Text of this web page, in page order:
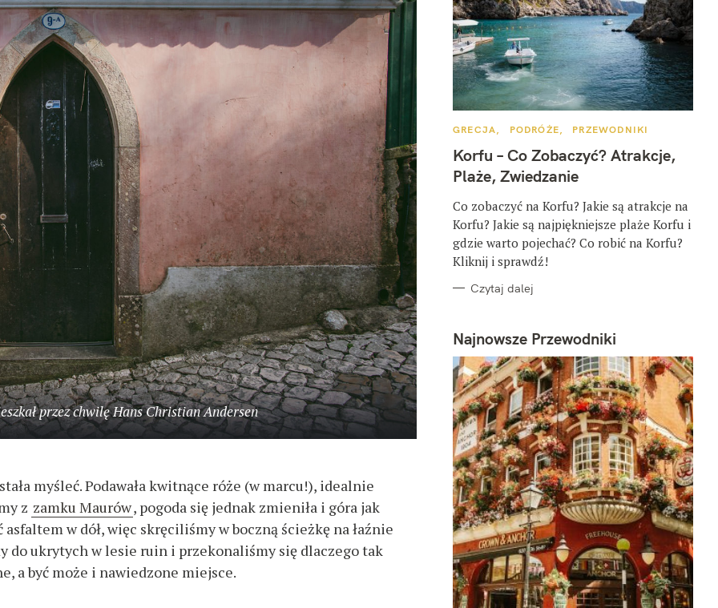
przez chwilę Hans Christian Andersen
myśleć. Podawała kwitnące róże (w marcu!), idealnie
z zamku Maurów, pogoda się jednak zmieniła i góra jak
w dół, więc skręciliśmy w boczną ścieżkę na łaźnie
do ukrytych w lesie ruin i przekonaliśmy się dlaczego tak
a być może i nawiedzone miejsce.
K
T
E
G
O
I
E
GRECJA PODRÓŻE PRZEWODNIKI
Korfu – Co Zobaczyć? Atrakcje,
Plaże, Zwiedzanie
Co zobaczyć na Korfu? Jakie są atrakcje na
Korfu? Jakie są najpiękniejsze plaże Korfu i
gdzie warto pojechać? Co robić na Korfu?
Kliknij i sprawdź!
Czytaj dalej
Najnowsze Przewodniki